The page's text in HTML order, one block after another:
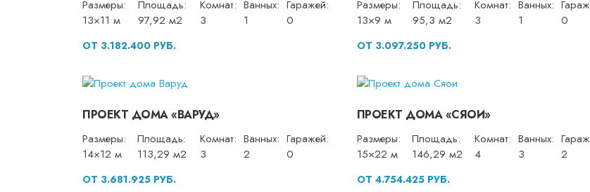
Размеры:
13×11 м
Площадь:
97,92 м2
Комнат:
3
Ванных:
1
Гаражей:
0
ОТ 3.182.400 РУБ.
Размеры:
13×9 м
Площадь:
95,3 м2
Комнат:
3
Ванных:
1
0
ОТ 3.097.250 РУБ.
ПРОЕКТ ДОМА «ВАРУД»
Размеры:
14×12 м
Площадь:
113,29 м2
Комнат:
3
Ванных:
2
Гаражей:
0
ОТ 3.681.925 РУБ.
ПРОЕКТ ДОМА «СЯОИ»
Размеры:
15×22 м
Площадь:
146,29 м2
Комнат:
4
Ванных:
3
2
ОТ 4.754.425 РУБ.